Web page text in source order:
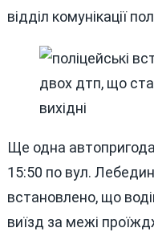
відділ комунікації
Ще одна
15:50 по вул.
встановлено, що
виїзд за межі